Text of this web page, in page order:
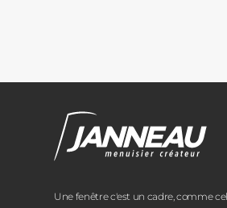
Une fenêtre c'est un cadre, comme